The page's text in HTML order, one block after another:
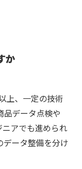
か
上、一定の技術
品データ点検や
アでも進められ
データ整備を分け